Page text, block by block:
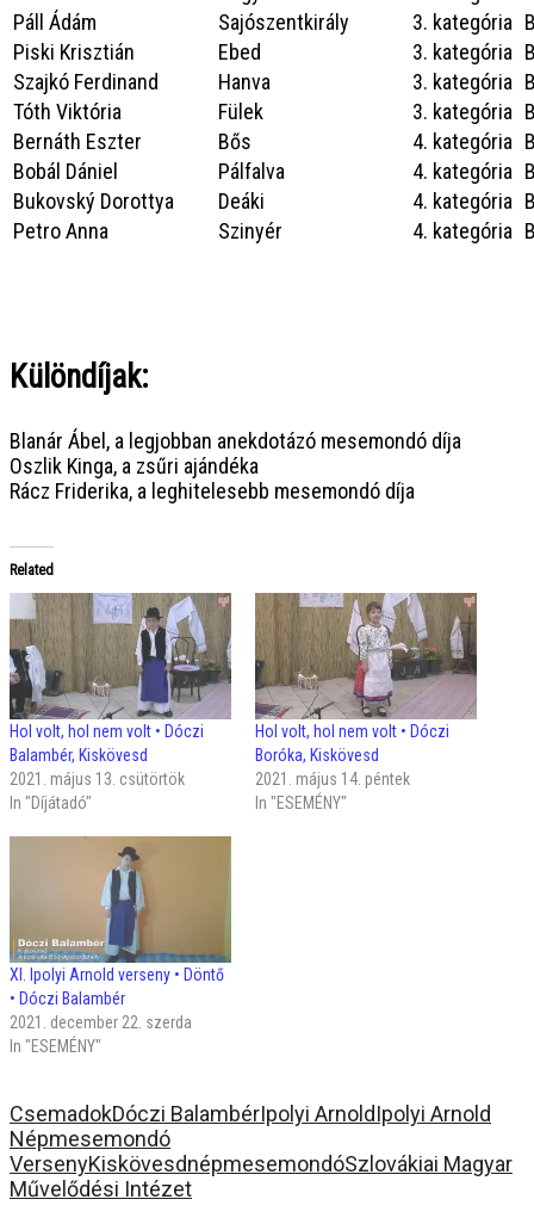
Páll Ádám
Sajószentkirály 3. kategória
Piski Krisztián
Ebed 3. kategória
Szajkó Ferdinand
Hanva 3. kategória
Tóth Viktória
Fülek 3. kategória
Bernáth Eszter
Bős 4. kategória
Bobál Dániel
Pálfalva 4. kategória
Bukovský Dorottya
Deáki 4. kategória
Petro Anna
Szinyér 4. kategória
Különdíjak:
Blanár Ábel, a legjobban anekdotázó mesemondó díja
Oszlik Kinga, a zsűri ajándéka
Rácz Friderika, a leghitelesebb mesemondó díja
Related
Hol volt, hol nem volt • Dóczi
Balambér, Kiskövesd
2021. május 13. csütörtök
In "Díjátadó"
Hol volt, hol nem volt • Dóczi
Boróka, Kiskövesd
2021. május 14. péntek
In "ESEMÉNY"
XI. Ipolyi Arnold verseny • Döntő
• Dóczi Balambér
2021. december 22. szerda
In "ESEMÉNY"
CsemadokDóczi BalambérIpolyi ArnoldIpolyi Arnold
Népmesemondó
VersenyKiskövesdnépmesemondóSzlovákiai Magyar
Művelődési Intézet